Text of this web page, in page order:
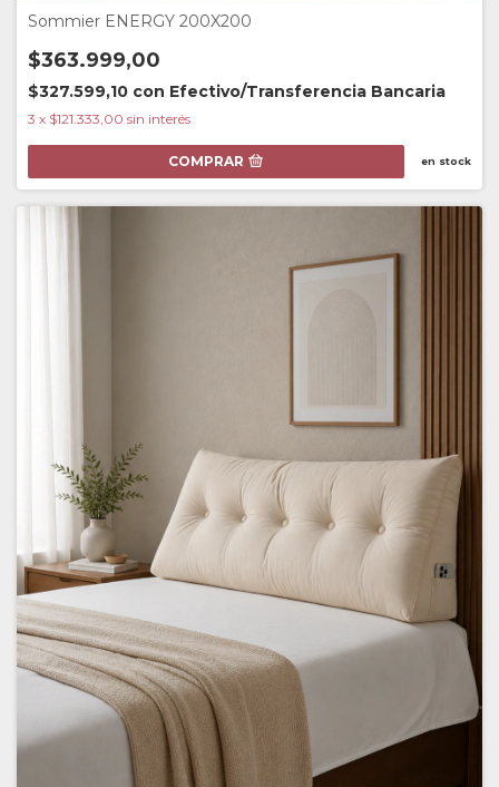
Sommier ENERGY 200X200
$363.999,00
$327.599,10 con Efectivo/Transferencia Bancaria
3 x $121.333,00 sin interés
COMPRAR en stock